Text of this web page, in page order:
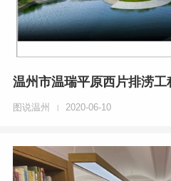
温州市温瑞平原西片排涝
图说温州 2020-06-10